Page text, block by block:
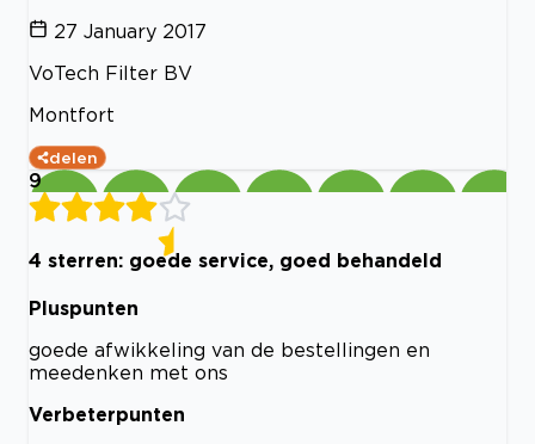
27 January 2017
VoTech Filter BV
Montfort
delen
9
4 sterren: goede service, goed behandeld
Pluspunten
goede afwikkeling van de bestellingen en
meedenken met ons
Verbeterpunten